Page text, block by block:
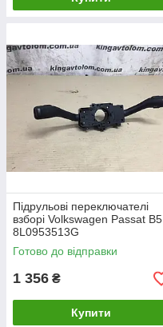
Підрульові переключателі
взборі Volkswagen Passat B5
8L0953513G
Готово до відправки
1 356 ₴
Купити